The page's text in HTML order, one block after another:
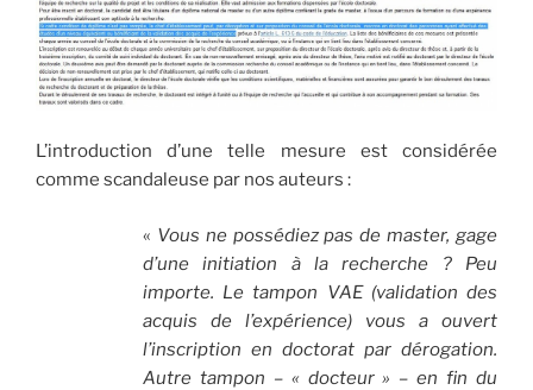
L’introduction d’une telle mesure est considérée
comme scandaleuse par nos auteurs :
« Vous ne possédiez pas de master, gage
d’une initiation à la recherche ? Peu
importe. Le tampon VAE (validation des
acquis de l’expérience) vous a ouvert
l’inscription en doctorat par dérogation.
Autre tampon – « docteur » – en fin du